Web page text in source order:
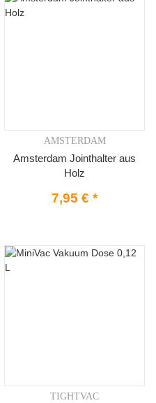
AMSTERDAM
Amsterdam Jointhalter aus
Holz
7,95 €*
TIGHTVAC